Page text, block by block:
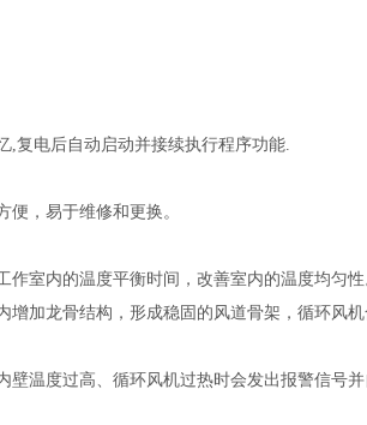
,复电后自动启动并接续执行程序功能.
，易于维修和更换。
室内的温度平衡时间，改善室内的温度均匀性
增加龙骨结构，形成稳固的风道骨架，循环风
温度过高、循环风机过热时会发出报警信号并